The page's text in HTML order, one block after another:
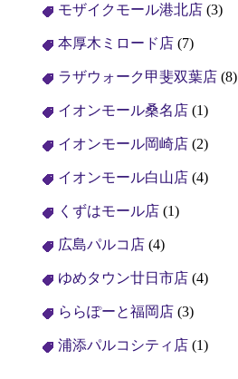
モザイクモール港北店 (3)
本厚木ミロード店 (7)
ラザウォーク甲斐双葉店 (8)
イオンモール桑名店 (1)
イオンモール岡崎店 (2)
イオンモール白山店 (4)
くずはモール店 (1)
広島パルコ店 (4)
ゆめタウン廿日市店 (4)
ららぽーと福岡店 (3)
浦添パルコシティ店 (1)